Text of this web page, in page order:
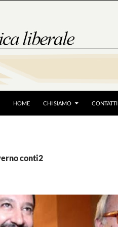
HOME CHI SIAMO CONTATTI
conti2